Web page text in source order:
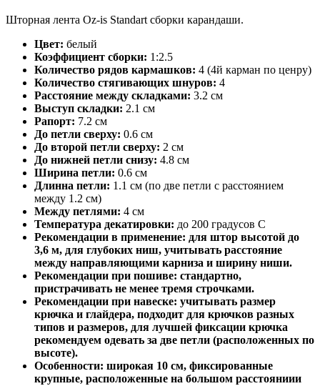
Шторная лента Oz-is Standart сборки карандаши.
Цвет: белый
Коэффициент сборки: 1:2.5
Количество рядов кармашков: 4 (4й карман по ценру)
Количество стягивающих шнуров: 4
Расстояние между складками: 3.2 см
Выступ складки: 2.1 см
Рапорт: 7.2 см
До петли сверху: 0.6 см
До второй петли сверху: 2 см
До нижней петли снизу: 4.8 см
Ширина петли: 0.6 см
Длинна петли: 1.1 см (по две петли с расстоянием
между 1.2 см)
Между петлями: 4 см
Температура декатировки: до 200 градусов С
Рекомендации в применение: для штор высотой до
3,6 м, для глубоких ниш, учитывать расстояние
между направляющими карниза и ширину ниши.
Рекомендации при пошиве: стандартно,
пристрачивать не менее тремя строчками.
Рекомендации при навеске: учитывать размер
крючка и глайдера, подходит для крючков разных
типов и размеров, для лучшей фиксации крючка
рекомендуем одевать за две петли (расположенных по
высоте).
Особенности: широкая 10 см, фиксированные
крупные, расположенные на большом расстояниии